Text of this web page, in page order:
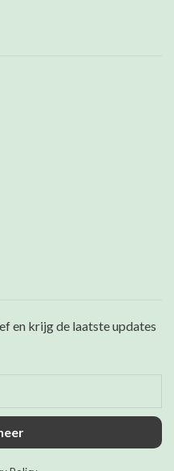
en krijg de laatste updates